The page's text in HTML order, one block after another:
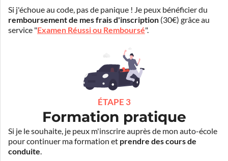
Si j'échoue au code, pas de panique ! Je peux bénéficier du
remboursement de mes frais d'inscription (30€) grâce au
service "Examen Réussi ou Remboursé".
ÉTAPE 3
Formation pratique
Si je le souhaite, je peux m'inscrire auprès de mon auto-école
pour continuer ma formation et prendre des cours de
conduite.